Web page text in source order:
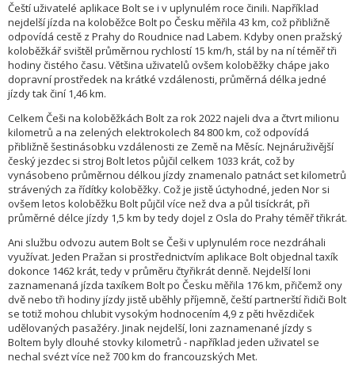
Čeští uživatelé aplikace Bolt se i v uplynulém roce činili. Například
nejdelší jízda na koloběžce Bolt po Česku měřila 43 km, což přibližně
odpovídá cestě z Prahy do Roudnice nad Labem. Kdyby onen pražský
koloběžkář svištěl průměrnou rychlostí 15 km/h, stál by na ní téměř tři
hodiny čistého času. Většina uživatelů ovšem koloběžky chápe jako
dopravní prostředek na krátké vzdálenosti, průměrná délka jedné
jízdy tak činí 1,46 km.
Celkem Češi na koloběžkách Bolt za rok 2022 najeli dva a čtvrt milionu
kilometrů a na zelených elektrokolech 84 800 km, což odpovídá
přibližně šestinásobku vzdálenosti ze Země na Měsíc. Nejnáruživější
český jezdec si stroj Bolt letos půjčil celkem 1033 krát, což by
vynásobeno průměrnou délkou jízdy znamenalo patnáct set kilometrů
strávených za řídítky koloběžky. Což je jistě úctyhodné, jeden Nor si
ovšem letos koloběžku Bolt půjčil více než dva a půl tisíckrát, při
průměrné délce jízdy 1,5 km by tedy dojel z Osla do Prahy téměř třikrát.
Ani službu odvozu autem Bolt se Češi v uplynulém roce nezdráhali
využívat. Jeden Pražan si prostřednictvím aplikace Bolt objednal taxík
dokonce 1462 krát, tedy v průměru čtyřikrát denně. Nejdelší loni
zaznamenaná jízda taxíkem Bolt po Česku měřila 176 km, přičemž ony
dvě nebo tři hodiny jízdy jistě uběhly příjemně, čeští partnerští řidiči Bolt
se totiž mohou chlubit vysokým hodnocením 4,9 z pěti hvězdiček
udělovaných pasažéry. Jinak nejdelší, loni zaznamenané jízdy s
Boltem byly dlouhé stovky kilometrů - například jeden uživatel se
nechal svézt více než 700 km do francouzských Met.